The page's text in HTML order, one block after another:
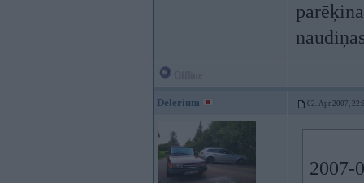
Delerium 02. Apr 2007,
2007-